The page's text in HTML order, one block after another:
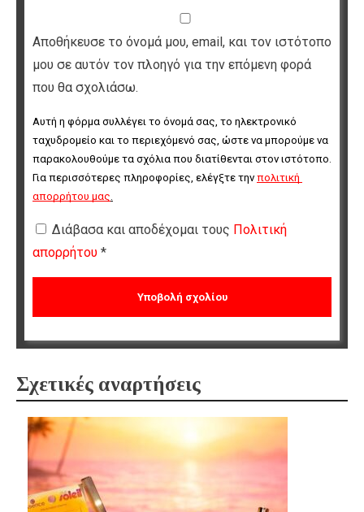
Αποθήκευσε το όνομά μου, email, και τον ιστότοπο
μου σε αυτόν τον πλοηγό για την επόμενη φορά
που θα σχολιάσω.
Αυτή η φόρμα συλλέγει το όνομά σας, το ηλεκτρονικό
ταχυδρομείο και το περιεχόμενό σας, ώστε να μπορούμε να
παρακολουθούμε τα σχόλια που διατίθενται στον ιστότοπο.
Για περισσότερες πληροφορίες, ελέγξτε την πολιτική
απορρήτου μας.
Διάβασα και αποδέχομαι τους Πολιτική
απορρήτου *
Σχετικές αναρτήσεις